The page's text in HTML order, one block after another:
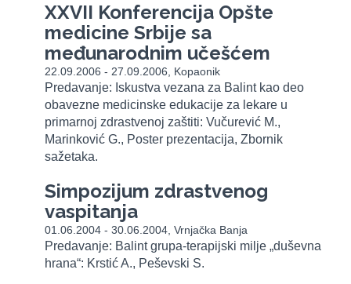
XXVII Konferencija Opšte
medicine Srbije sa
međunarodnim učešćem
22.09.2006 - 27.09.2006, Kopaonik
Predavanje: Iskustva vezana za Balint kao deo
obavezne medicinske edukacije za lekare u
primarnoj zdrastvenoj zaštiti: Vučurević M.,
Marinković G., Poster prezentacija, Zbornik
sažetaka.
Simpozijum zdrastvenog
vaspitanja
01.06.2004 - 30.06.2004, Vrnjačka Banja
Predavanje: Balint grupa-terapijski milje „duševna
hrana“: Krstić A., Peševski S.